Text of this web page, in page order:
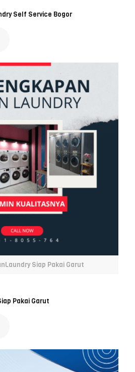
Self Service Bogor
Siap Pakai Garut
Pakai Garut